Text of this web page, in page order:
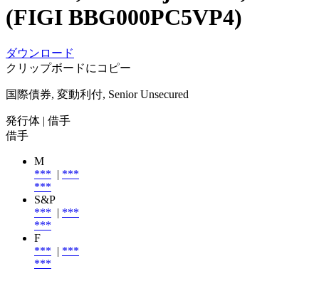
(FIGI BBG000PC5VP4)
ダウンロード
クリップボードにコピー
国際債券, 変動利付, Senior Unsecured
発行体 | 借手
借手
M
*** | ***
***
S&P
*** | ***
***
F
*** | ***
***